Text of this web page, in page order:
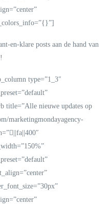
en-klare posts aan de hand van
type=”1_3″
title=”Alle nieuwe updates op
marketingmondayagency-